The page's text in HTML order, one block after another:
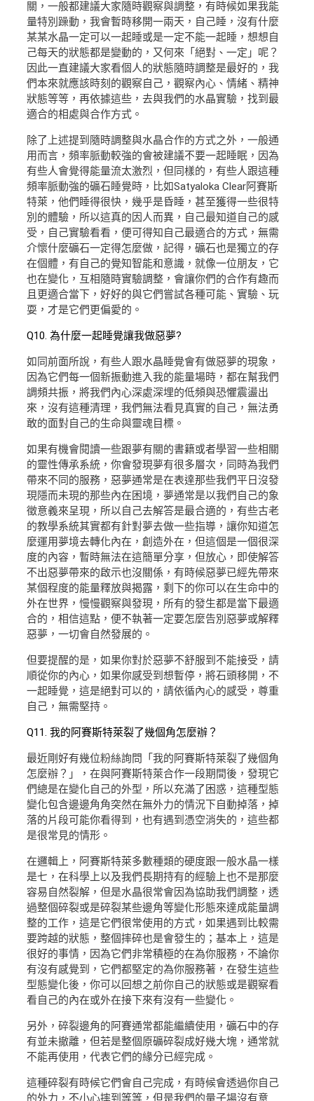
關，一般都建議大家隨時觀察與調整，有時候如果我能
量特別躁動，我會暫時移開一兩天，自己睡，沒有什麼
某某水晶一定可以一起睡或是一定不能一起睡，想想自
己每天的狀態都是變動的，又何來「絕對、一定」呢？
因此一直建議大家看個人的狀態隨時調整是最好的，我
們本來就應該時刻的觀察自己，觀察內心、情緒、精神
狀態等等，再依據這些，去與我們的水晶實驗，找到最
適合的相處與合作方式。
除了上述提到隨時調整與水晶合作的方式之外，一般通
用而言，頻率脈動較強的會被建議不要一起睡眠，因為
有些人會覺得能量流太激烈，但同樣的，有些人跟這種
頻率脈動強的礦石睡覺時，比如Satyaloka Clear阿賽斯
特萊，他們睡得很快，幾乎是昏睡，甚至獲得一些很特
別的體驗，所以這真的因人而異，自己最知道自己的感
受，自己實驗看看，便可得知自己最適合的方式，無需
介懷什麼礦石一定得怎麼做，記得，礦石也是獨立的存
在個體，有自己的覺知智能和意識，就像一位朋友，它
也在變化，互相隨時實驗調整，會讓你們的合作有趣而
且更適合當下，好好的與它們嘗試各種可能、實驗、玩
耍，才是它們更偏愛的。
Q10. 為什麼一起睡覺讓我做惡夢?
如同前面所說，有些人跟水晶睡覺會有做惡夢的現象，
因為它們每一個新振動進入我的能量場時，都在幫我們
調頻共振，將我們內心深處深埋的低頻與恐懼震盪出
來，沒有這種清理，我們無法看見真實的自己，無法勇
敢的面對自己的生命與靈魂目標。
如果有機會閱讀一些跟夢有關的書籍或者學習一些相關
的靈性傳承系統，你會發現夢有很多層次，同時為我們
帶來不同的服務，惡夢通常是在表達那些我們平日沒發
現隱而未現的那些內在困境，夢通常是以我們自己的象
徵意義來呈現，所以自己去解答是最合適的，有些古老
的教學系統其實都有針對夢去做一些指導，讓你知道怎
麼運用夢境去轉化內在，創造外在，但這個是一個很深
度的內容，暫時無法在這簡單分享，但放心，即使解答
不出惡夢帶來的啟示也沒關係，有時候惡夢已經先帶來
某個程度的能量釋放與揭露，剩下的你可以在生命中的
外在世界，慢慢觀察與發現，所有的發生都是當下最適
合的，相信這點，便不執著一定要怎麼告別惡夢或解釋
惡夢，一切會自然發展的。
但要提醒的是，如果你對於惡夢不舒服到不能接受，請
順從你的內心，如果你感受到想暫停，將石頭移開，不
一起睡覺，這是絕對可以的，請依循內心的感受，尊重
自己，無需堅持。
Q11. 我的阿賽斯特萊裂了幾個角怎麼辦？
最近剛好有幾位粉絲詢問「我的阿賽斯特萊裂了幾個角
怎麼辦？」，在與阿賽斯特萊合作一段期間後，發現它
們總是在變化自己的外型，所以充滿了困惑，這種型態
變化包含邊邊角角突然在無外力的情況下自動掉落，掉
落的片段可能你看得到，也有遇到憑空消失的，這些都
是很常見的情形。
在邏輯上，阿賽斯特萊多數種類的硬度跟一般水晶一樣
是七，在科學上以及我們長期持有的經驗上也不是那麼
容易自然裂解，但是水晶很常會因為協助我們調整，透
過整個碎裂或是碎裂某些邊角等變化形態來達成能量調
整的工作，這是它們很常使用的方式，如果遇到比較需
要跨越的狀態，整個摔碎也是會發生的；基本上，這是
很好的事情，因為它們非常積極的在為你服務，不論你
有沒有感覺到，它們都堅定的為你服務著，在發生這些
型態變化後，你可以回想之前你自己的狀態或是觀察看
看自己的內在或外在接下來有沒有一些變化。
另外，碎裂邊角的阿賽通常都能繼續使用，礦石中的存
有並未撤離，但若是整個原礦碎裂成好幾大塊，通常就
不能再使用，代表它們的緣分已經完成。
這種碎裂有時候它們會自己完成，有時候會透過你自己
的外力，不小心摔到等等，但是我們的量子場沒有意